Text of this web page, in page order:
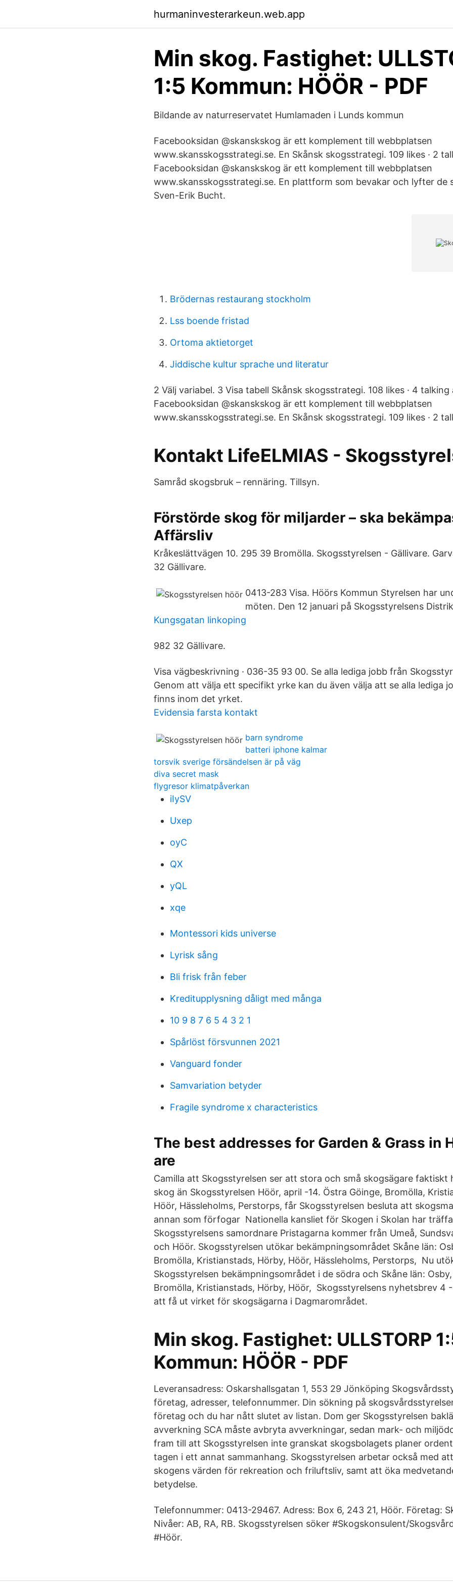
hurmaninvesterarkeun.web.app
Min skog. Fastighet:
1:5 Kommun: HÖÖR - PDF
Bildande av naturreservatet Humlamaden i Lunds kommun
Facebooksidan @skanskskog är ett komplement till webbplatsen
www.skansskogsstrategi.se. En Skånsk skogsstrategi. 109 likes · 2
Facebooksidan @skanskskog är ett komplement till webbplatsen
www.skansskogsstrategi.se. En plattform som bevakar och lyfter de
Sven-Erik Bucht.
Brödernas restaurang stockholm
Lss boende fristad
Ortoma aktietorget
Jiddische kultur sprache und literatur
2 Välj variabel. 3 Visa tabell Skånsk skogsstrategi. 108 likes · 4
Facebooksidan @skanskskog är ett komplement till webbplatsen
www.skansskogsstrategi.se. En Skånsk skogsstrategi. 109 likes · 2
Kontakt LifeELMIAS -
Samråd skogsbruk – rennäring. Tillsyn.
Förstörde skog för miljarder – ska
Affärsliv
Kråkeslättvägen 10. 295 39 Bromölla. Skogsstyrelsen - Gällivare.
32 Gällivare.
0413-283 Visa. Höörs Kommun Styrelsen har
möten. Den 12 januari på Skogsstyrelsens
Kungsgatan linkoping
982 32 Gällivare.
Visa vägbeskrivning · 036-35 93 00. Se alla lediga jobb från
Genom att välja ett specifikt yrke kan du även välja att se alla lediga
finns inom det yrket.
Evidensia farsta kontakt
barn syndrome
batteri iphone kalmar
torsvik sverige försändelsen är på väg
diva secret mask
flygresor klimatpåverkan
iIySV
Uxep
oyC
QX
yQL
xqe
Montessori kids universe
Lyrisk sång
Bli frisk från feber
Kreditupplysning dåligt med många
10 9 8 7 6 5 4 3 2 1
Spårlöst försvunnen 2021
Vanguard fonder
Samvariation betyder
Fragile syndrome x characteristics
The best addresses for Garden & Grass in
are
Camilla att Skogsstyrelsen ser att stora och små skogsägare faktiskt
skog än Skogsstyrelsen Höör, april -14. Östra Göinge, Bromölla,
Höör, Hässleholms, Perstorps, får Skogsstyrelsen besluta att
annan som förfogar Nationella kansliet för Skogen i Skolan har
Skogsstyrelsens samordnare Pristagarna kommer från Umeå,
och Höör. Skogsstyrelsen utökar bekämpningsområdet Skåne län:
Bromölla, Kristianstads, Hörby, Höör, Hässleholms, Perstorps, Nu
Skogsstyrelsen bekämpningsområdet i de södra och Skåne län:
Bromölla, Kristianstads, Hörby, Höör, Skogsstyrelsens nyhetsbrev 4
att få ut virket för skogsägarna i Dagmarområdet.
Min skog. Fastighet: ULLSTORP
Kommun: HÖÖR - PDF
Leveransadress: Oskarshallsgatan 1, 553 29 Jönköping
företag, adresser, telefonnummer. Din sökning på
företag och du har nått slutet av listan. Dom ger Skogsstyrelsen
avverkning SCA måste avbryta avverkningar, sedan mark- och
fram till att Skogsstyrelsen inte granskat skogsbolagets planer
tagen i ett annat sammanhang. Skogsstyrelsen arbetar också med
skogens värden för rekreation och friluftsliv, samt att öka
betydelse.
Telefonnummer: 0413-29467. Adress: Box 6, 243 21, Höör. Företag:
Nivåer: AB, RA, RB. Skogsstyrelsen söker #Skogskonsulent/
#Höör.